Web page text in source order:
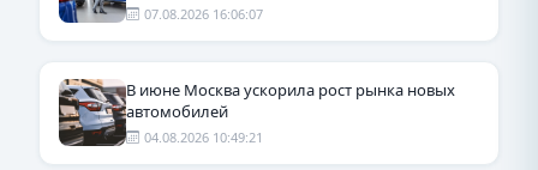
07.08.2026 16:06:07
В июне Москва ускорила рост рынка новых
автомобилей
04.08.2026 10:49:21